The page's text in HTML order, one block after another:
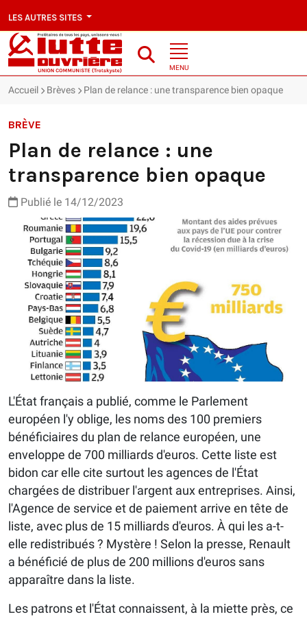
LES AUTRES SITES
MENU
Accueil Brèves Plan de relance : une transparence bien opaque
BRÈVE
Plan de relance : une
transparence bien opaque
Publié le 14/12/2023
L'État français a publié, comme le Parlement
européen l'y oblige, les noms des 100 premiers
bénéficiaires du plan de relance européen, une
enveloppe de 700 milliards d'euros. Cette liste est
bidon car elle cite surtout les agences de l'État
chargées de distribuer l'argent aux entreprises. Ainsi,
l'Agence de service et de paiement arrive en tête de
liste, avec plus de 15 milliards d'euros. À qui les a-t-
elle redistribués ? Mystère ! Selon la presse, Renault
a bénéficié de plus de 200 millions d'euros sans
apparaître dans la liste.
Les patrons et l'État connaissent, à la miette près, ce